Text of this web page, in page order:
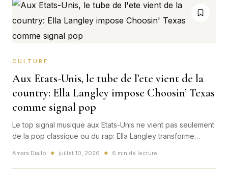
CULTURE
Aux Etats-Unis, le tube de l’ete vient de la
country: Ella Langley impose Choosin’ Texas
comme signal pop
Le top signal musique aux Etats-Unis ne vient pas seulement
de la pop classique ou du rap: Ella Langley transforme
Amara Diallo ◆ juillet 10, 2026 ◆ 6 min de lecture